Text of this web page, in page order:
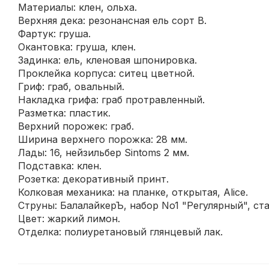
Материалы: клен, ольха.
Верхняя дека: резонансная ель сорт B.
Фартук: груша.
Окантовка: груша, клен.
Задинка: ель, кленовая шпонировка.
Проклейка корпуса: ситец цветной.
Гриф: граб, овальный.
Накладка грифа: граб протравленный.
Разметка: пластик.
Верхний порожек: граб.
Ширина верхнего порожка: 28 мм.
Лады: 16, нейзильбер Sintoms 2 мм.
Подставка: клен.
Розетка: декоративный принт.
Колковая механика: на планке, открытая, Alice.
Струны: БалалайкерЪ, набор No1 "Регулярный",
Цвет: жаркий лимон.
Отделка: полиуретановый глянцевый лак.